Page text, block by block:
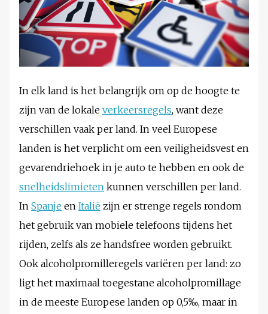
In elk land is het belangrijk om op de hoogte te
zijn van de lokale verkeersregels, want deze
verschillen vaak per land. In veel Europese
landen is het verplicht om een veiligheidsvest en
gevarendriehoek in je auto te hebben en ook de
snelheidslimieten kunnen verschillen per land.
In Spanje en Italië zijn er strenge regels rondom
het gebruik van mobiele telefoons tijdens het
rijden, zelfs als ze handsfree worden gebruikt.
Ook alcoholpromilleregels variëren per land: zo
ligt het maximaal toegestane alcoholpromillage
in de meeste Europese landen op 0,5‰, maar in